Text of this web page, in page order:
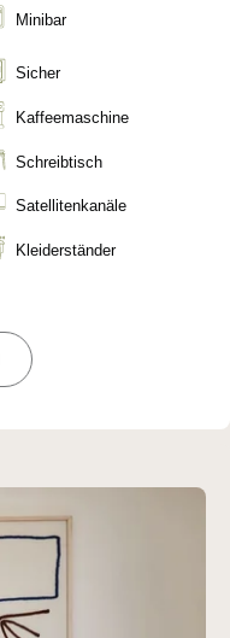
Minibar
Sicher
Kaffeemaschine
Schreibtisch
Satellitenkanäle
Kleiderständer